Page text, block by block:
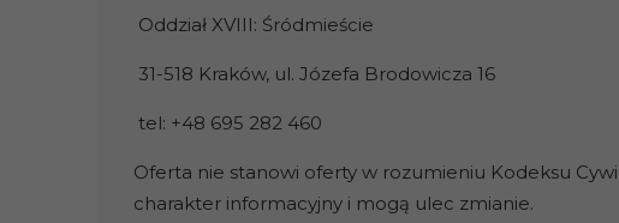
Oddział XVIII: Śródmieście
31-518 Kraków, ul. Józefa Brodowicza 16
tel: +48 695 282 460
Oferta nie stanowi oferty w rozumieniu Kodeksu
charakter informacyjny i mogą ulec zmianie.